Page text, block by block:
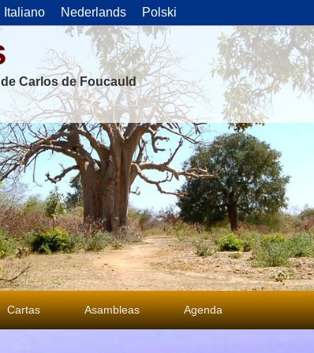
Italiano Nederlands Polski
Carlos de Foucauld
Cartas Asambleas Agenda